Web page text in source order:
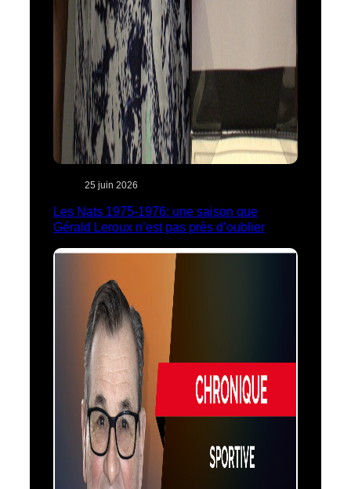
25 juin 2026
Les Nats 1975-1976: une saison que
Gérald Leroux n’est pas près d’oublier